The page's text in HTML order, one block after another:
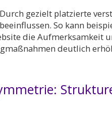
gezielt platzierte
So kann
die Aufmerksamkeit
deutlich